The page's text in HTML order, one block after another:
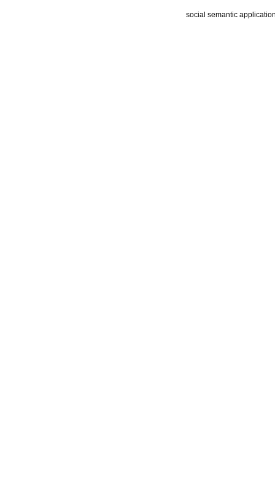
social semantic